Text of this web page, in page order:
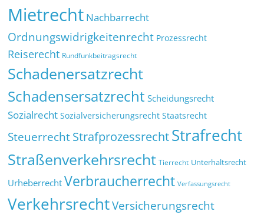
Mietrecht Nachbarrecht
Ordnungswidrigkeitenrecht Prozessrecht
Reiserecht Rundfunkbeitragsrecht
Schadenersatzrecht
Schadensersatzrecht Scheidungsrecht
Sozialrecht Sozialversicherungsrecht Staatsrecht
SteuerrechtStrafprozessrechtStrafrecht
Straßenverkehrsrecht Tierrecht Unterhaltsrecht
Urheberrecht Verbraucherrecht Verfassungsrecht
VerkehrsrechtVersicherungsrecht